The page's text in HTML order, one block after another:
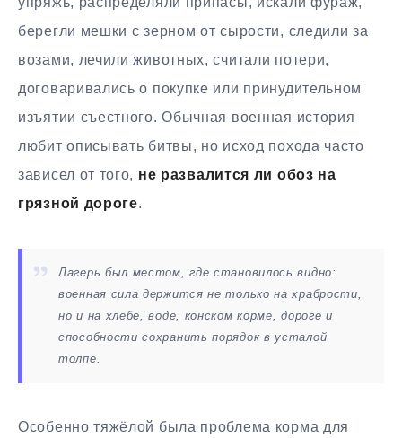
берегли мешки с зерном от сырости, следили за
возами, лечили животных, считали потери,
договаривались о покупке или принудительном
изъятии съестного. Обычная военная история
любит описывать битвы, но исход похода часто
зависел от того, не развалится ли обоз на
грязной дороге.
Лагерь был местом, где становилось видно:
военная сила держится не только на храбрости,
но и на хлебе, воде, конском корме, дороге и
способности сохранить порядок в усталой
толпе.
Особенно тяжёлой была проблема корма для